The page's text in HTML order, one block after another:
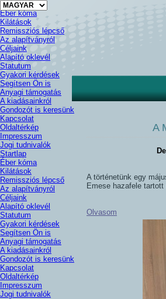
Nyelv
kiválasztása
Startlap
Éber kóma
Kilátások
Remissziós lépcső
Az alapítványról
Céljaink
Alapító oklevél
Statutum
Gyakori kérdések
Segítsen Ön is
Anyagi támogatás
A kiadásainkról
Gondozót is keresünk
Kapcsolat
Oldaltérkép
Impresszum
Jogi tudnivalók
Startlap
Éber kóma
Kilátások
Remissziós lépcső
Az alapítványról
Céljaink
Alapító oklevél
Statutum
Gyakori kérdések
Segítsen Ön is
Anyagi támogatás
A kiadásainkról
Gondozót is keresünk
Kapcsolat
Oldaltérkép
Impresszum
Jogi tudnivalók
A
A történetünk egy
Emese hazafele
Olvasom